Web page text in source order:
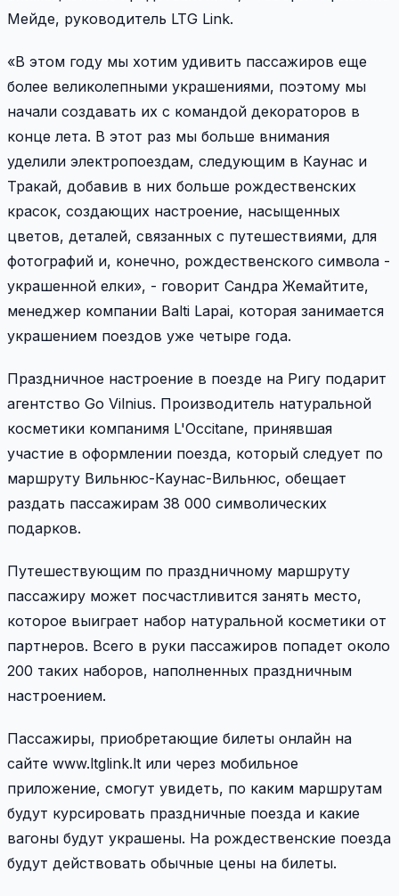
Мейде, руководитель LTG Link.
«В этом году мы хотим удивить пассажиров еще
более великолепными украшениями, поэтому мы
начали создавать их с командой декораторов в
конце лета. В этот раз мы больше внимания
уделили электропоездам, следующим в Каунас и
Тракай, добавив в них больше рождественских
красок, создающих настроение, насыщенных
цветов, деталей, связанных с путешествиями, для
фотографий и, конечно, рождественского символа -
украшенной елки», - говорит Сандра Жемайтите,
менеджер компании Balti Lapai, которая занимается
украшением поездов уже четыре года.
Праздничное настроение в поезде на Ригу подарит
агентство Go Vilnius. Производитель натуральной
косметики компанимя L'Occitane, принявшая
участие в оформлении поезда, который следует по
маршруту Вильнюс-Каунас-Вильнюс, обещает
раздать пассажирам 38 000 символических
подарков.
Путешествующим по праздничному маршруту
пассажиру может посчастливится занять место,
которое выиграет набор натуральной косметики от
партнеров. Всего в руки пассажиров попадет около
200 таких наборов, наполненных праздничным
настроением.
Пассажиры, приобретающие билеты онлайн на
сайте www.ltglink.lt или через мобильное
приложение, смогут увидеть, по каким маршрутам
будут курсировать праздничные поезда и какие
вагоны будут украшены. На рождественские поезда
будут действовать обычные цены на билеты.